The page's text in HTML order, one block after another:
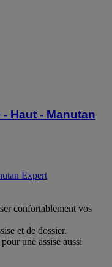
Haut - Manutan
Expert
confortablement vos
et de dossier.
une assise aussi